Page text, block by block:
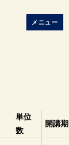
メニュー
単位
数
開講期